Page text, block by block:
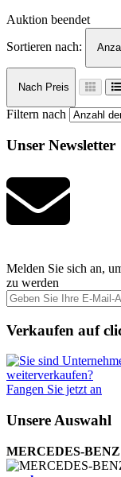
Auktion beendet
Sortieren nach:
Nach Preis
Filtern nach
Unser Newsletter
Melden Sie sich an,
zu werden
Verkaufen auf
Fangen Sie jetzt an
Unsere Auswahl
MERCEDES-